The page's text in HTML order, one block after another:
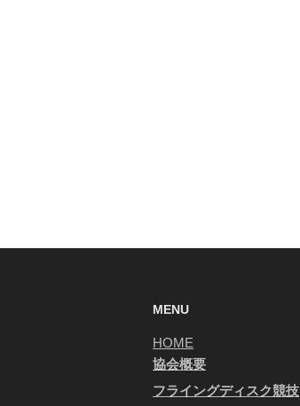
MENU
HOME
協会概要
フライングディスク競技